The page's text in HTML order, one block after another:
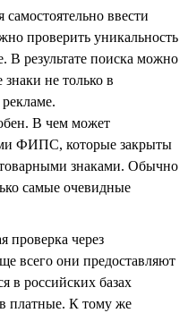
ввести
проверить уникальность
В результате поиска можно
не только в
В чем может
ФИПС, которые закрыты
знаками. Обычно
самые очевидные
проверка через
всего они предоставляют
в российских базах
платные. К тому же